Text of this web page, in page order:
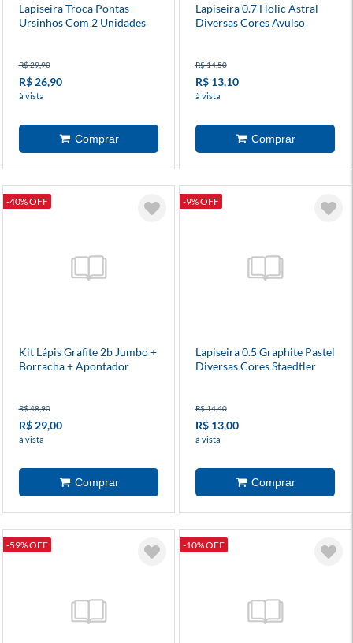
Lapiseira Troca Pontas
Ursinhos Com 2 Unidades
R$ 29,90
R$ 26,90
à vista
Lapiseira 0.7 Holic Astral
Diversas Cores Avulso
R$ 14,50
R$ 13,10
à vista
-40% OFF
Kit Lápis Grafite 2b Jumbo +
Borracha + Apontador
R$ 48,90
R$ 29,00
à vista
-9% OFF
Lapiseira 0.5 Graphite Pastel
Diversas Cores Staedtler
R$ 14,40
R$ 13,00
à vista
-59% OFF -10% OFF